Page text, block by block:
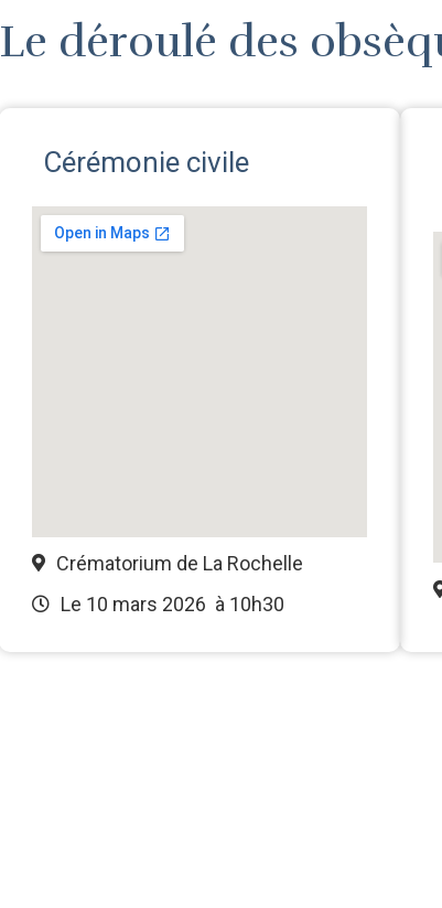
Le déroulé des
Cérémonie civile
Crématorium de La Rochelle
Le 10 mars 2026 à 10h30